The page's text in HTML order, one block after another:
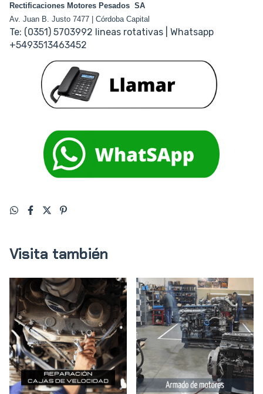
Rectificaciones Motores Pesados SA
Av. Juan B. Justo 7477 | Córdoba Capital
Te: (0351) 5703992 lineas rotativas | Whatsapp
+5493513463452
Visita también